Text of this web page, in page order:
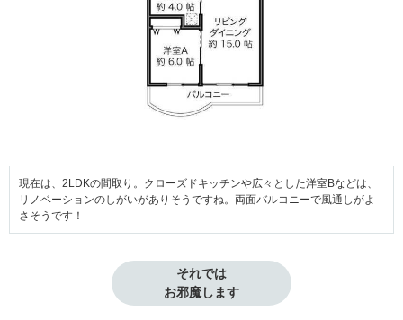
現在は、2LDKの間取り。クローズドキッチンや広々とした洋室Bなどは、
リノベーションのしがいがありそうですね。両面バルコニーで風通しがよ
さそうです！
それでは
お邪魔します